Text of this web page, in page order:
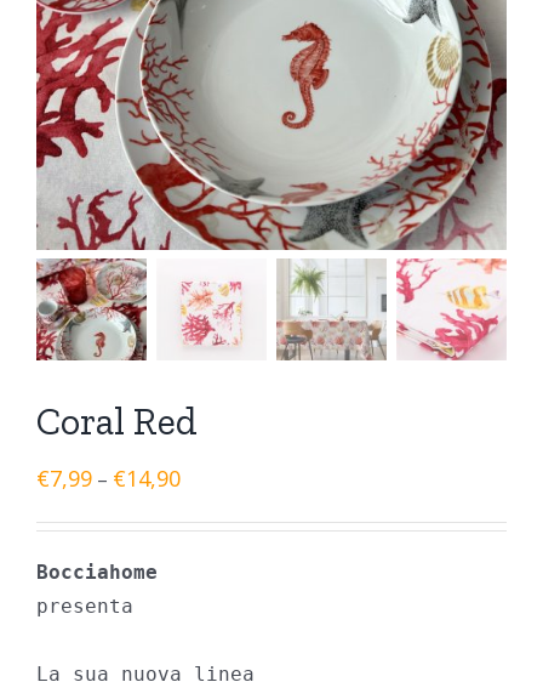
Coral Red
€7,99 – €14,90
Bocciahome
presenta
La sua nuova linea